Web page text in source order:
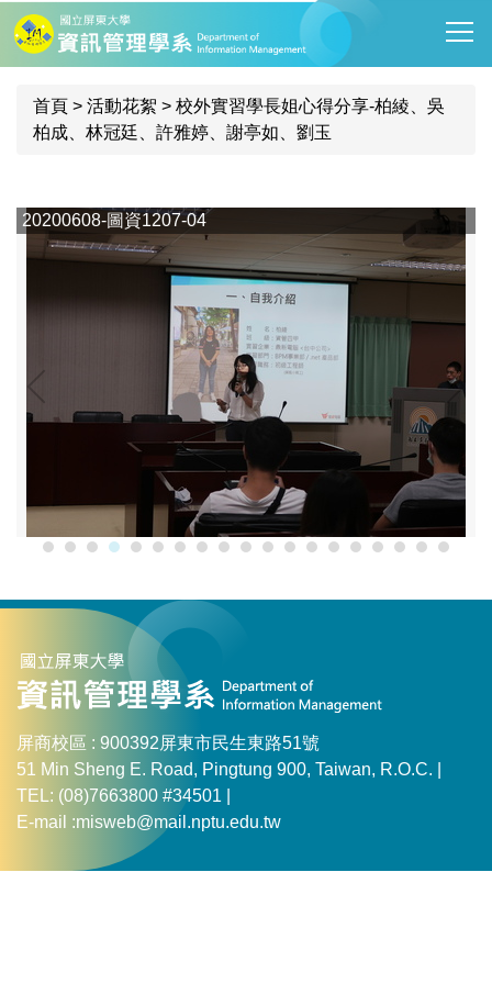
跳
到
主
首頁 > 活動花絮 > 校外實習學長姐心得分享-柏綾、吳
柏成、林冠廷、許雅婷、謝亭如、劉玉
20200608-圖資1207-04
屏商校區 : 900392屏東市民生東路51號
51 Min Sheng E. Road, Pingtung 900, Taiwan, R.O.C. |
TEL: (08)7663800 #34501 |
E-mail :misweb@mail.nptu.edu.tw